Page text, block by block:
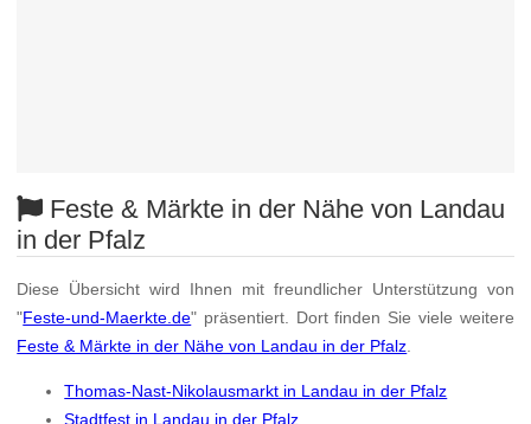
Feste & Märkte in der Nähe von Landau
in der Pfalz
Diese Übersicht wird Ihnen mit freundlicher Unterstützung von
"Feste-und-Maerkte.de" präsentiert. Dort finden Sie viele weitere
Feste & Märkte in der Nähe von Landau in der Pfalz
Thomas-Nast-Nikolausmarkt in Landau in der Pfalz
Stadtfest in Landau in der Pfalz